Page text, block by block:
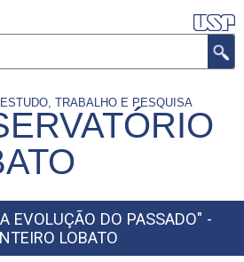
TRABALHO E PESQUISA
EVOLUÇÃO DO PASSADO" -
LOBATO